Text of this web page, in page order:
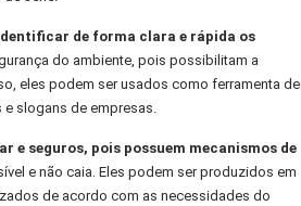
de forma clara e rápida os
do ambiente, pois possibilitam a
eles podem ser usados como ferramenta de
slogans de empresas.
e seguros, pois possuem mecanismos de
e não caia. Eles podem ser produzidos em
de acordo com as necessidades do